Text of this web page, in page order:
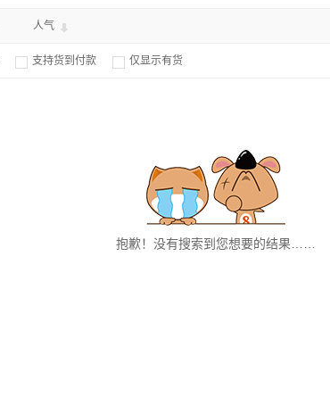
人气
支持货到付款 仅显示有货
抱歉！没有搜索到您想要的结果……